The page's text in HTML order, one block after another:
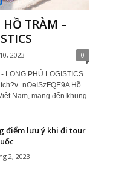
TRÀM –
2023 0
LONG PHÚ LOGISTICS
Hồ
Nam, mang đến khung
điểm lưu ý khi đi tour
2, 2023